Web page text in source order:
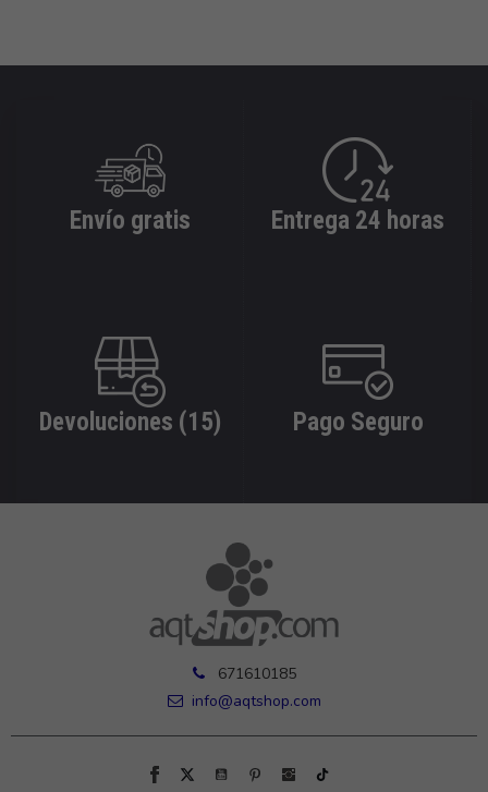
Envío gratis Entrega 24 horas
Devoluciones (15) Pago Seguro
671610185
info@aqtshop.com